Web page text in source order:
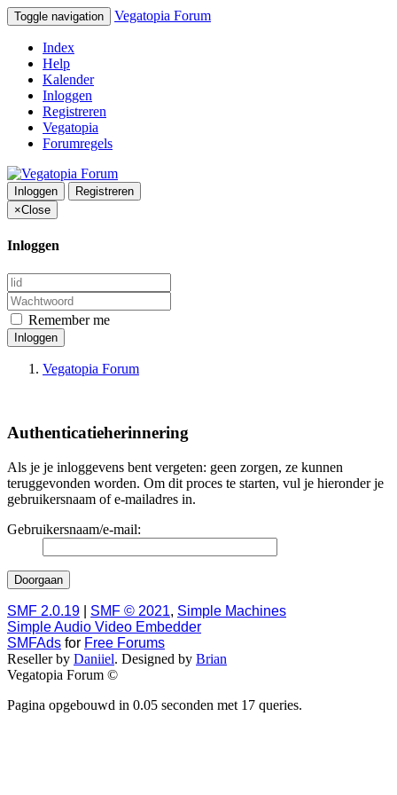
Toggle navigation Vegatopia Forum
Index
Help
Kalender
Inloggen
Registreren
Vegatopia
Forumregels
Inloggen
Registreren
×Close
Inloggen
Remember me
Inloggen
Vegatopia Forum
Authenticatieherinnering
Als je je inloggevens bent vergeten: geen zorgen, ze kunnen
teruggevonden worden. Om dit proces te starten, vul je hieronder je
gebruikersnaam of e-mailadres in.
Gebruikersnaam/e-mail:
SMF 2.0.19 SMF © 2021, Simple Machines
Simple Audio Video Embedder
SMFAds for Free Forums
Reseller by Daniiel. Designed by Brian
Vegatopia Forum ©
Pagina opgebouwd in 0.05 seconden met 17 queries.